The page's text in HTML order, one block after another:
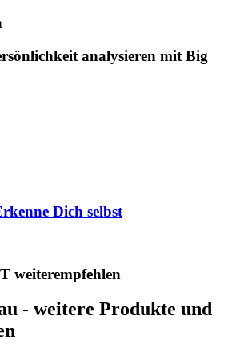
analysieren mit Big
Dich selbst
weiterempfehlen
- weitere Produkte und